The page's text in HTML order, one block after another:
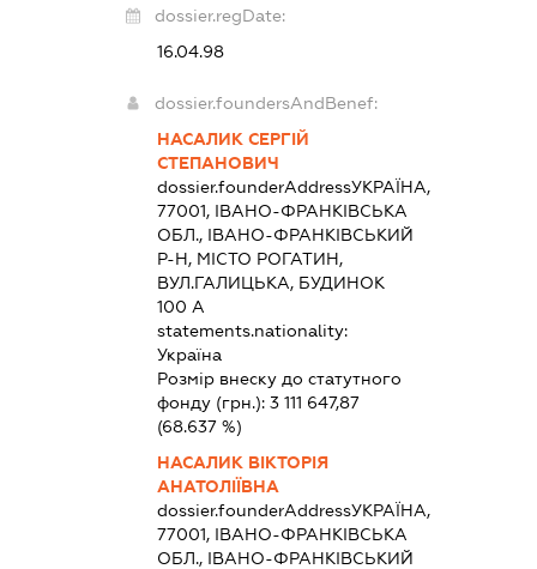
dossier.regDate:
16.04.98
dossier.foundersAndBenef:
НАСАЛИК СЕРГІЙ
СТЕПАНОВИЧ
dossier.founderAddressУКРАЇНА,
77001, ІВАНО-ФРАНКІВСЬКА
ОБЛ., ІВАНО-ФРАНКІВСЬКИЙ
Р-Н, МІСТО РОГАТИН,
ВУЛ.ГАЛИЦЬКА, БУДИНОК
100 А
statements.nationality:
Україна
Розмір внеску до статутного
фонду (грн.): 3 111 647,87
(68.637 %)
НАСАЛИК ВІКТОРІЯ
АНАТОЛІЇВНА
dossier.founderAddressУКРАЇНА,
77001, ІВАНО-ФРАНКІВСЬКА
ОБЛ., ІВАНО-ФРАНКІВСЬКИЙ